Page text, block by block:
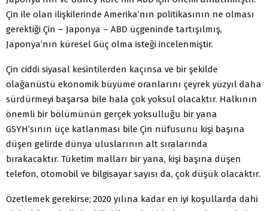
Çin ile olan ilişkilerinde Amerika’nın politikasının ne olması
gerektiği Çin – Japonya – ABD üçgeninde tartışılmış,
Japonya’nın küresel Güç olma isteği incelenmiştir.
Çin ciddi siyasal kesintilerden kaçınsa ve bir şekilde
olağanüstü ekonomik büyüme oranlarını çeyrek yüzyıl daha
sürdürmeyi başarsa bile hala çok yoksul olacaktır. Halkının
önemli bir bölümünün gerçek yoksulluğu bir yana
GSYH’sının üçe katlanması bile Çin nüfusunu kişi başına
düşen gelirde dünya uluslarının alt sıralarında
bırakacaktır. Tüketim malları bir yana, kişi başına düşen
telefon, otomobil ve bilgisayar sayısı da, çok düşük olacaktır.
Özetlemek gerekirse; 2020 yılına kadar en iyi koşullarda dahi